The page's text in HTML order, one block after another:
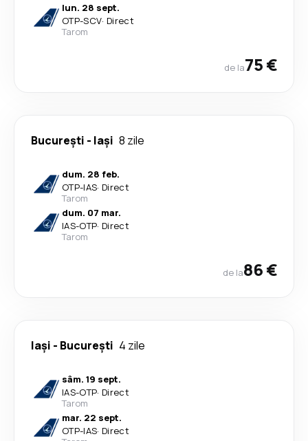
lun. 28 sept.
OTP-SCV· Direct
Tarom
de la75 €
București - Iași 8 zile
dum. 28 feb.
OTP-IAS· Direct
Tarom
dum. 07 mar.
IAS-OTP· Direct
Tarom
de la86 €
Iași - București 4 zile
sâm. 19 sept.
IAS-OTP· Direct
Tarom
mar. 22 sept.
OTP-IAS· Direct